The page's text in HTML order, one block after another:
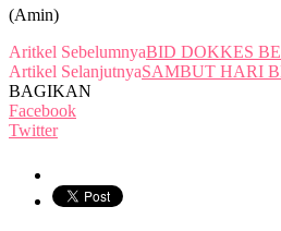
(Amin)
Aritkel SebelumnyaBID DOKKES
Artikel SelanjutnyaSAMBUT HARI
BAGIKAN
Facebook
Twitter